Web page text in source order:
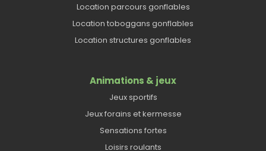
Location parcours gonflables
Location toboggans gonflables
Location structures gonflables
Animations & jeux
Jeux sportifs
Jeux forains et kermesse
Sensations fortes
Loisirs roulants